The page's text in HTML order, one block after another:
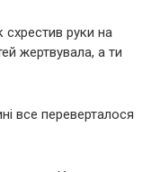
руки на
жертвувала, а ти
все переверталося